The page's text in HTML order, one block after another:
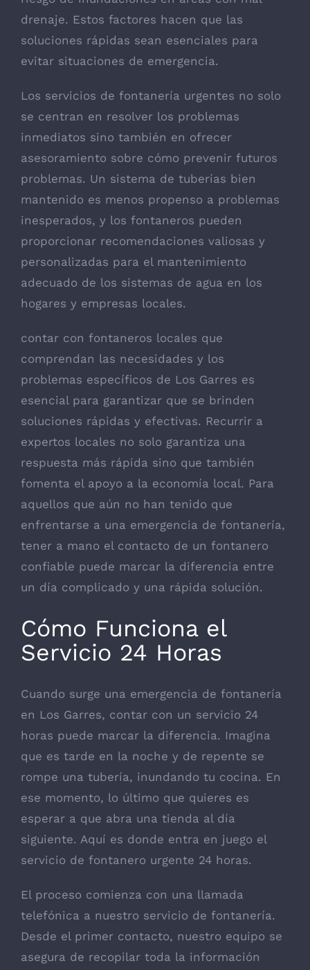
drenaje. Estos factores hacen que las
soluciones rápidas sean esenciales para
evitar situaciones de emergencia.
Los servicios de fontanería urgentes no solo
se centran en resolver los problemas
inmediatos sino también en ofrecer
asesoramiento sobre cómo prevenir futuros
problemas. Un sistema de tuberías bien
mantenido es menos propenso a problemas
inesperados, y los fontaneros pueden
proporcionar recomendaciones valiosas y
personalizadas para el mantenimiento
adecuado de los sistemas de agua en los
hogares y empresas locales.
contar con fontaneros locales que
comprendan las necesidades y los
problemas específicos de Los Garres es
esencial para garantizar que se brinden
soluciones rápidas y efectivas. Recurrir a
expertos locales no solo garantiza una
respuesta más rápida sino que también
fomenta el apoyo a la economía local. Para
aquellos que aún no han tenido que
enfrentarse a una emergencia de fontanería,
tener a mano el contacto de un fontanero
confiable puede marcar la diferencia entre
un día complicado y una rápida solución.
Cómo Funciona el
Servicio 24 Horas
Cuando surge una emergencia de fontanería
en Los Garres, contar con un servicio 24
horas puede marcar la diferencia. Imagina
que es tarde en la noche y de repente se
rompe una tubería, inundando tu cocina. En
ese momento, lo último que quieres es
esperar a que abra una tienda al día
siguiente. Aquí es donde entra en juego el
servicio de fontanero urgente 24 horas.
El proceso comienza con una llamada
telefónica a nuestro servicio de fontanería.
Desde el primer contacto, nuestro equipo se
asegura de recopilar toda la información